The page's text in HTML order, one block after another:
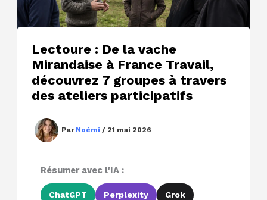
Lectoure : De la vache
Mirandaise à France Travail,
découvrez 7 groupes à travers
des ateliers participatifs
Par Noémi / 21 mai 2026
Résumer avec l'IA :
ChatGPT Perplexity Grok